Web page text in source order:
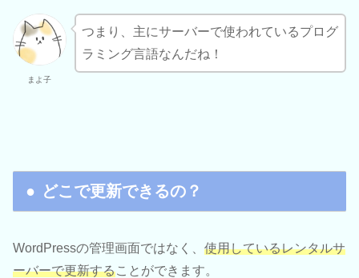
まよ子
つまり、主にサーバーで使われているプログ
ラミング言語なんだね！
どこで更新できるの？
WordPressの管理画面ではなく、 使用しているレンタルサ
ーバーで更新することができます。